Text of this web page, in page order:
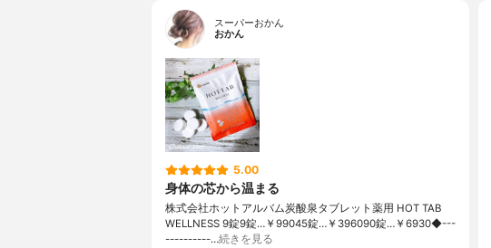
スーパーおかん
おかん
5.00
身体の芯から温まる
株式会社ホットアルバム炭酸泉タブレット薬用 HOT TAB
WELLNESS 9錠9錠…￥99045錠…￥396090錠…￥6930◆---
----------…続きを見る